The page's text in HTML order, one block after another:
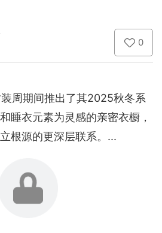
0
周期间推出了其2025秋冬系
睡衣元素为灵感的亲密衣橱，
根源的更深层联系。...